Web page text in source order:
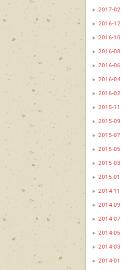
2017-02
2016-12
2016-10
2016-08
2016-06
2016-04
2016-02
2015-11
2015-09
2015-07
2015-05
2015-03
2015-01
2014-11
2014-09
2014-07
2014-05
2014-03
2014-01